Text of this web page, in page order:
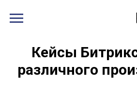
Кейсы
различного